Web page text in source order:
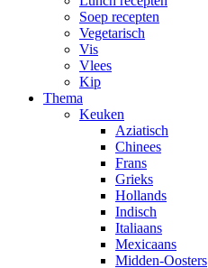
Soep recepten
Vegetarisch
Vis
Vlees
Kip
Thema
Keuken
Aziatisch
Chinees
Frans
Grieks
Hollands
Indisch
Italiaans
Mexicaans
Midden-Oosters